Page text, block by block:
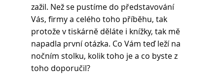
zažil. Než se pustíme do představování
Vás, firmy a celého toho příběhu, tak
protože v tiskárně děláte i knížky, tak mě
napadla první otázka. Co Vám teď leží na
nočním stolku, kolik toho je a co byste z
toho doporučil?